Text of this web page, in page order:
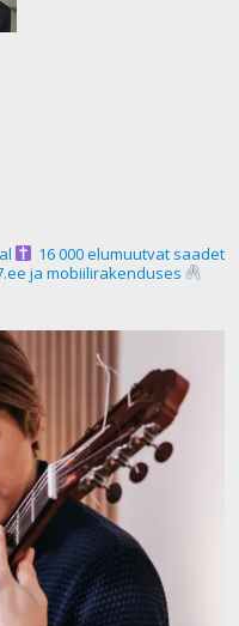
16 000 elumuutvat saadet
ja mobiilirakenduses